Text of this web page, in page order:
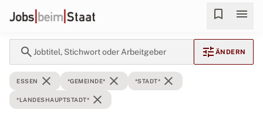
bookmark menu
search Jobtitel, Stichwort oder Arbeitgeber tune ÄNDERN
ESSEN close *GEMEINDE* close *STADT* close
*LANDESHAUPTSTADT* close